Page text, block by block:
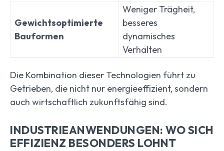
Gewichtsoptimierte
Bauformen
Weniger Trägheit,
besseres
dynamisches
Verhalten
Die Kombination dieser Technologien führt zu
Getrieben, die nicht nur energieeffizient, sondern
auch wirtschaftlich zukunftsfähig sind.
INDUSTRIEANWENDUNGEN: WO SICH
EFFIZIENZ BESONDERS LOHNT